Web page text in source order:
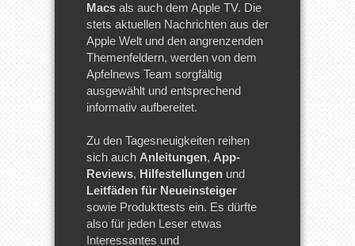
Macs als auch dem Apple TV. Die
stets aktuellen Nachrichten aus der
Apple Welt und den angrenzenden
Themenfeldern, werden von dem
Apfelnews Team sorgfältig
ausgewählt und entsprechend
informativ aufbereitet.
Zu den Tagesneuigkeiten reihen
sich auch Anleitungen, App-
Reviews, Hilfestellungen und
Leitfäden für Neueinsteiger
sowie Produkttests ein. Es dürfte
also für jeden Leser etwas
Interessantes und